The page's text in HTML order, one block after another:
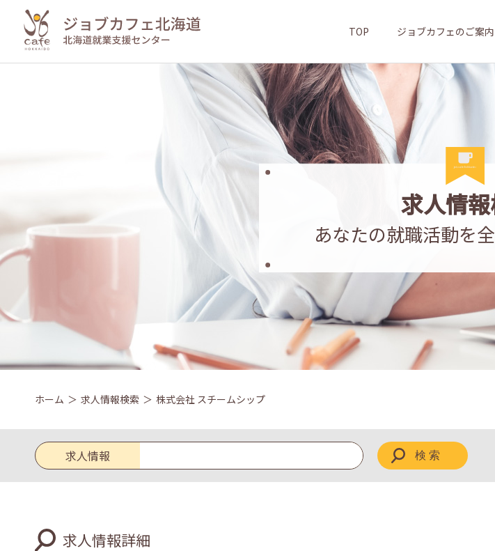
TOP ジョブカフェのご案内
求人情
あなたの就職活動を
ホーム 求人情報検索 株式会社 スチームシップ
求人情報
求人区分
求人情報詳細